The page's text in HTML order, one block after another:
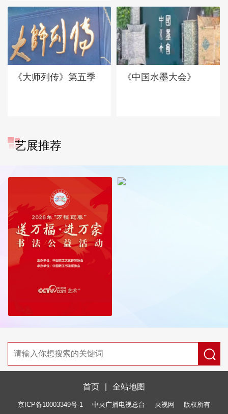
《大师列传》第五季 《中国水墨大会》
艺展推荐
首页 全站地图
京ICP备10003349号-1 中央广播电视总台 央视网 版权所有